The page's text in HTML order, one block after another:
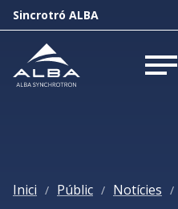
Sincrotró ALBA
Inici / Públic / Notícies /